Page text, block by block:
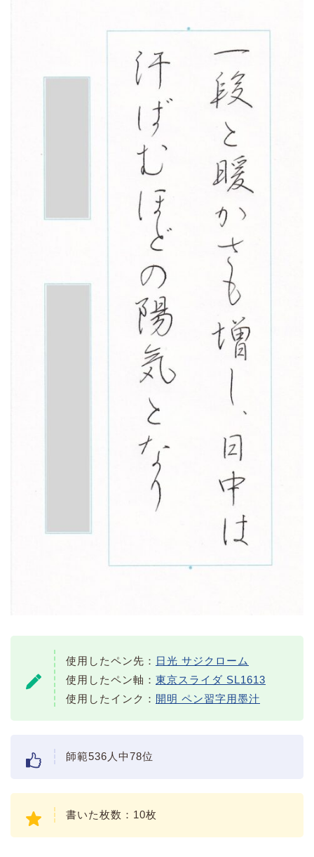
使用したペン先： 日光 サジクローム
使用したペン軸： 東京スライダ SL1613
使用したインク： 開明 ペン習字用墨汁
師範536人中78位
書いた枚数：10枚